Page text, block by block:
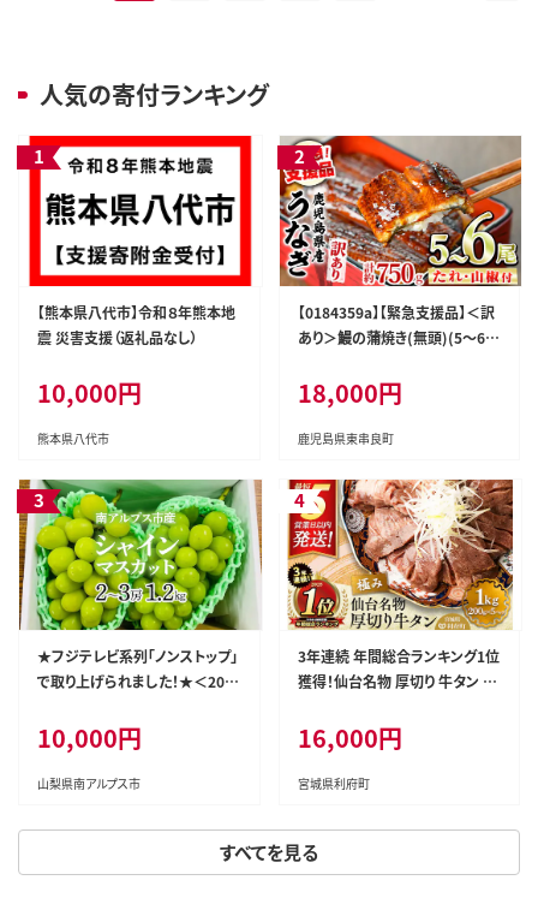
人気の寄付ランキング
すべてを見る
【熊本県八代市】令和８年熊本地
震 災害支援（返礼品なし）
10,000円
熊本県八代市
【0184359a】【緊急支援品】＜訳
あり＞鰻の蒲焼き(無頭)(5～6
なぎ ウナギ 鰻 国産 蒲焼 蒲焼き
たれ 鹿児島 ふるさと 人気 支援
【アクアおおすみ】
18,000円
鹿児島県東串良町
★フジテレビ系列「ノンストップ」
で取り上げられました！★＜202
市産シャインマスカット1.2kg以
上（2～3房） クール便発送 ALPA
G007
10,000円
山梨県南アルプス市
3年連続 年間総合ランキング1位
獲得！仙台名物 厚切り 牛タン 塩
スライス 塩味 [牛タン タン塩 希
少 部位 タン中 タン元 塩ダレ タ
レ 小分け 仙台 名物 厚切 肉厚
ベキュー BBQ 宮城県 利府町 船
田食品]
16,000円
宮城県利府町